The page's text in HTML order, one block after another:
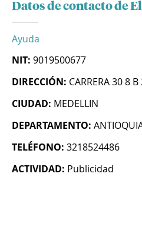
Datos de contacto de
Ayuda
NIT: 9019500677
DIRECCIÓN: CARRERA 30 8
CIUDAD: MEDELLIN
DEPARTAMENTO:
TELÉFONO: 3218524486
ACTIVIDAD: Publicidad